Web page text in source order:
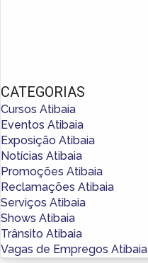
CATEGORIAS
Cursos Atibaia
Eventos Atibaia
Exposição Atibaia
Notícias Atibaia
Promoções Atibaia
Reclamações Atibaia
Serviços Atibaia
Shows Atibaia
Trânsito Atibaia
Vagas de Empregos Atibaia